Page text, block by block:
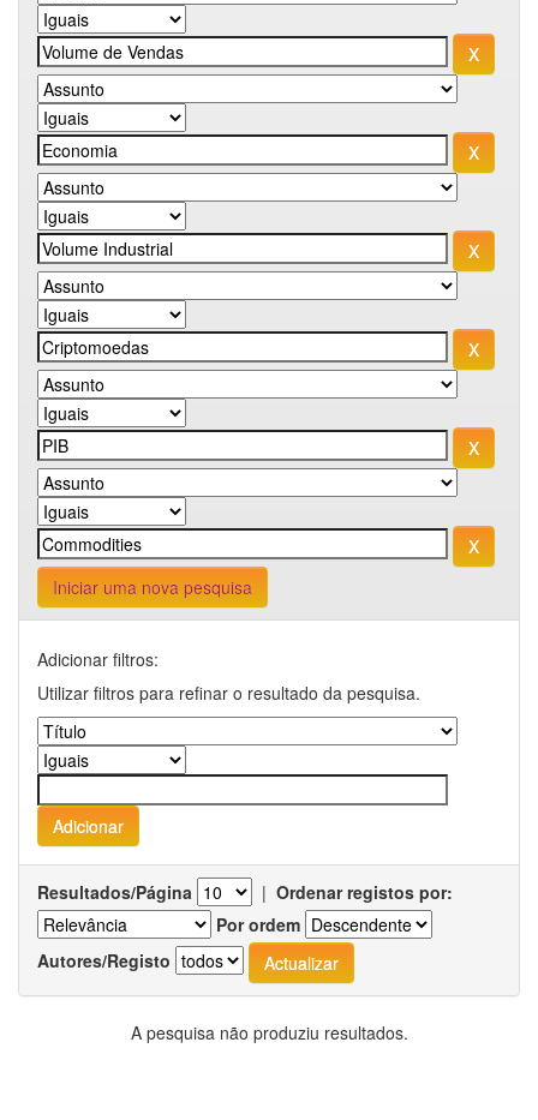
Iniciar uma nova pesquisa
Adicionar filtros:
Utilizar filtros para refinar o resultado da pesquisa.
Resultados/Página | Ordenar registos por:
Por ordem
Autores/Registo
A pesquisa não produziu resultados.